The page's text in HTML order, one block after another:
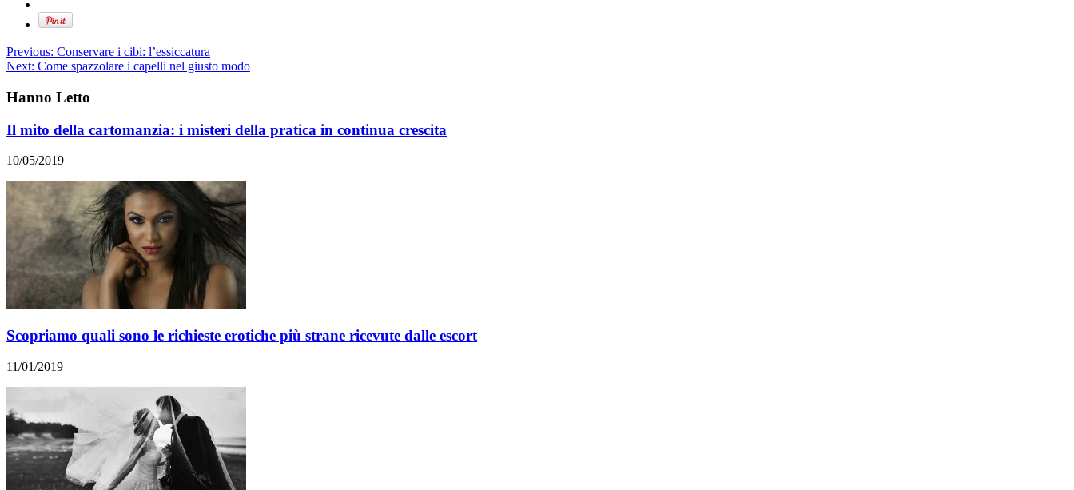
Previous: Conservare i cibi: l’essiccatura
Next: Come spazzolare i capelli nel giusto modo
Hanno Letto
Il mito della cartomanzia: i misteri della pratica in continua crescita
10/05/2019
Scopriamo quali sono le richieste erotiche più strane ricevute dalle escort
11/01/2019